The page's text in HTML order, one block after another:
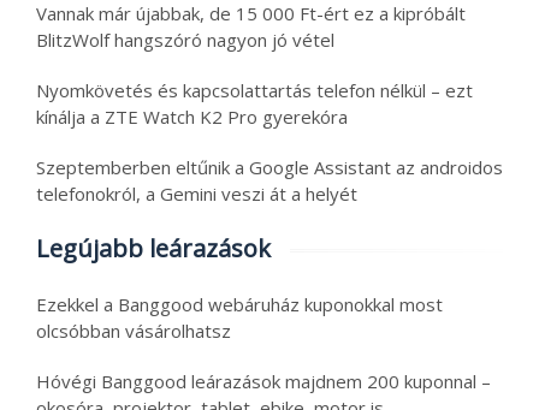
Vannak már újabbak, de 15 000 Ft-ért ez a kipróbált
BlitzWolf hangszóró nagyon jó vétel
Nyomkövetés és kapcsolattartás telefon nélkül – ezt
kínálja a ZTE Watch K2 Pro gyerekóra
Szeptemberben eltűnik a Google Assistant az androidos
telefonokról, a Gemini veszi át a helyét
Legújabb leárazások
Ezekkel a Banggood webáruház kuponokkal most
olcsóbban vásárolhatsz
Hóvégi Banggood leárazások majdnem 200 kuponnal –